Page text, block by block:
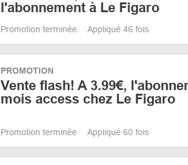
l'abonnement à Le Figaro
Promotion terminée Appliqué 46 fois
PROMOTION
Vente flash! A 3.99€,
mois access chez Le Figaro
Promotion terminée Appliqué 60 fois